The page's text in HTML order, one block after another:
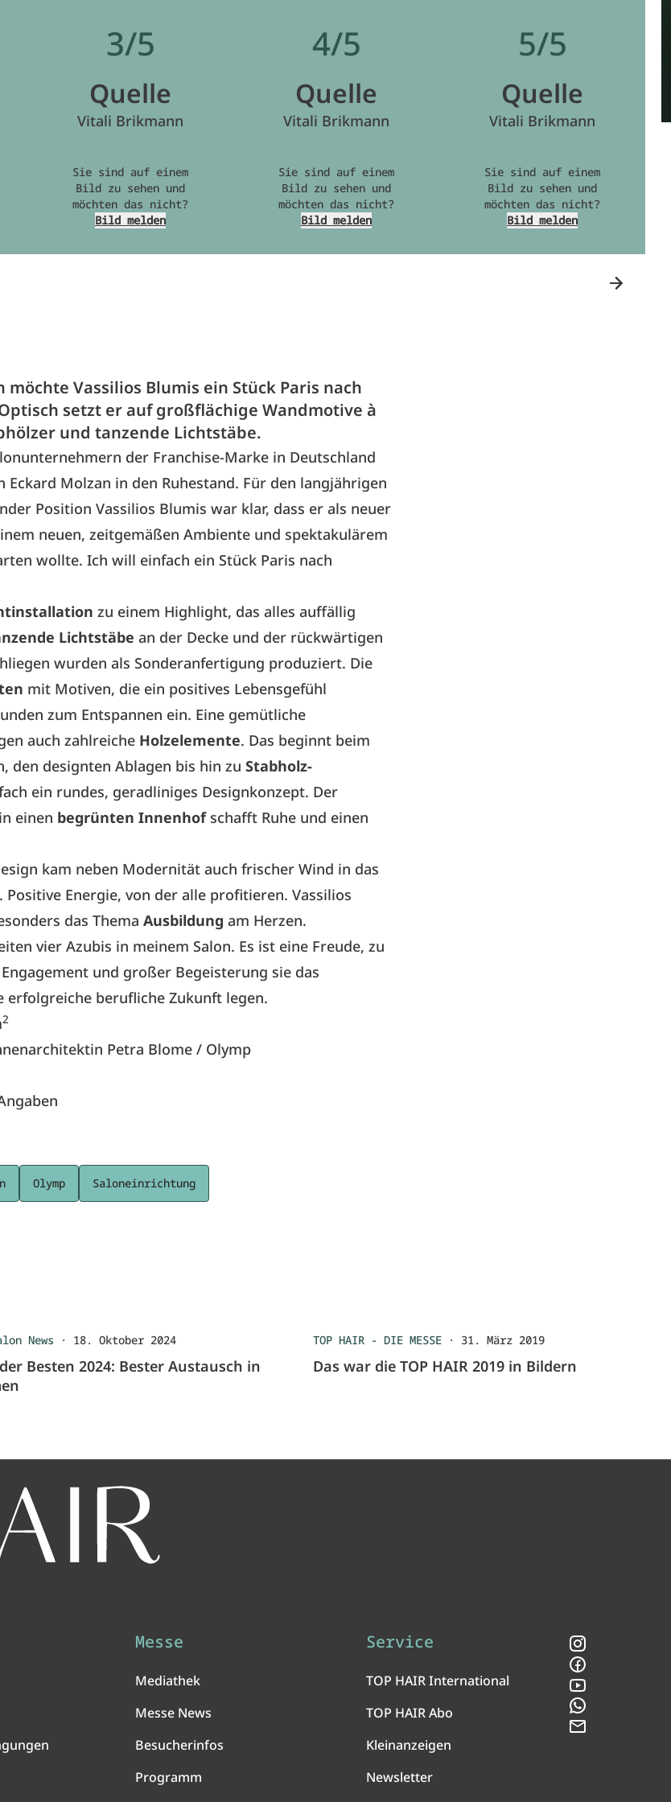
3/5
Quelle
Vitali Brikmann
Sie sind auf einem
Bild zu sehen und
möchten das nicht?
Bild melden
4/5
Quelle
Vitali Brikmann
Sie sind auf einem
Bild zu sehen und
möchten das nicht?
Bild melden
5/5
Quelle
Vitali Brikmann
Sie sind auf einem
Bild zu sehen und
möchten das nicht?
Bild melden
möchte Vassilios Blumis ein Stück Paris nach
setzt er auf großflächige Wandmotive à
und tanzende Lichtstäbe.
der Franchise-Marke in Deutschland
Eckard Molzan in den Ruhestand. Für den langjährigen
Position Vassilios Blumis war klar, dass er als neuer
neuen, zeitgemäßen Ambiente und spektakulärem
wollte. Ich will einfach ein Stück Paris nach
zu einem Highlight, das alles auffällig
Lichtstäbe an der Decke und der rückwärtigen
wurden als Sonderanfertigung produziert. Die
mit Motiven, die ein positives Lebensgefühl
zum Entspannen ein. Eine gemütliche
auch zahlreiche Holzelemente. Das beginnt beim
den designten Ablagen bis hin zu Stabholz-
ein rundes, geradliniges Designkonzept. Der
einen begrünten Innenhofschafft Ruhe und einen
kam neben Modernität auch frischer Wind in das
. Positive Energie, von der alle profitieren. Vassilios
das Thema Ausbildung am Herzen.
vier Azubis in meinem Salon. Es ist eine Freude, zu
und großer Begeisterung sie das
erfolgreiche berufliche Zukunft legen.
2
Petra Blome / Olymp
Olymp Saloneinrichtung
News · 18. Oktober 2024
Besten 2024: Bester Austausch in
TOP HAIR - DIE MESSE· 31. März 2019
Das war die TOP HAIR 2019 in Bildern
Messe
Mediathek
Messe News
Besucherinfos
Programm
Service
TOP HAIR International
TOP HAIR Abo
Kleinanzeigen
Newsletter